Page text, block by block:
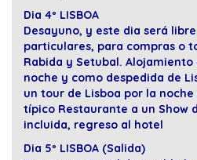
Dia 4º LISBOA
Desayuno, y este dia será
particulares, para compras o
Rabida y Setubal. Alojamiento
noche y como despedida de
un tour de Lisboa por la
típico Restaurante a un Show
incluida, regreso al hotel
Dia 5º LISBOA (Salida)